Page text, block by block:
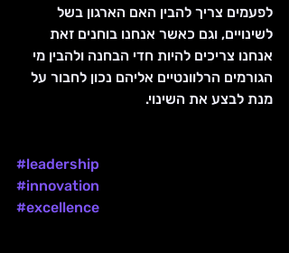
לפעמים צריך להבין האם הארגון בשל
לשינויים, וגם כאשר אנחנו בוחנים זאת
אנחנו צריכים להיות חדי הבחנה ולהבין מי
הגורמים הרלוונטיים אליהם נכון לחבור על
מנת לבצע את השינוי.
#leadership
#innovation
#excellence